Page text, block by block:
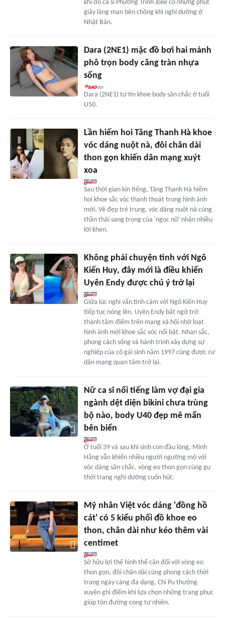
khi đó ca sĩ Phương Trinh Jolie có những phút
giây lãng mạn bên chồng khi nghỉ dưỡng ở
Nhật Bản.
Dara (2NE1) mặc đồ bơi hai mảnh
phô trọn body căng tràn nhựa
sống
Dara (2NE1) tự tin khoe body săn chắc ở tuổi
U50.
Lần hiếm hoi Tăng Thanh Hà khoe
vóc dáng nuột nà, đôi chân dài
thon gọn khiến dân mạng xuýt
xoa
Sau thời gian kín tiếng, Tăng Thanh Hà hiếm
hoi khoe sắc vóc thanh thoát trong hình ảnh
mới. Vẻ đẹp trẻ trung, vóc dáng nuột nà cùng
thần thái sang trọng của 'ngọc nữ' nhận nhiều
lời khen.
Không phải chuyện tình với Ngô
Kiến Huy, đây mới là điều khiến
Uyên Endy được chú ý trở lại
Giữa lúc nghi vấn tình cảm với Ngô Kiến Huy
tiếp tục nóng lên, Uyên Endy bất ngờ trở
thành tâm điểm trên mạng xã hội nhờ loạt
hình ảnh mới khoe sắc vóc nổi bật. Nhan sắc,
phong cách sống và hành trình xây dựng sự
nghiệp của cô gái sinh năm 1997 cũng được cư
dân mạng quan tâm trở lại.
Nữ ca sĩ nổi tiếng làm vợ đại gia
ngành dệt diện bikini chưa trùng
bộ nào, body U40 đẹp mê mẩn
bên biển
Ở tuổi 39 và sau khi sinh con đầu lòng, Minh
Hằng vẫn khiến nhiều người ngưỡng mộ với
vóc dáng săn chắc, vòng eo thon gọn cùng gu
thời trang nghỉ dưỡng cuốn hút.
Mỹ nhân Việt vóc dáng 'đồng hồ
cát' có 5 kiểu phối đồ khoe eo
thon, chân dài như kéo thêm vài
centimet
Sở hữu lợi thế hình thể cân đối với vòng eo
thon gọn, đôi chân dài cùng phong cách thời
trang ngày càng đa dạng, Chi Pu thường
xuyên ghi điểm khi lựa chọn những trang phục
giúp tôn đường cong tự nhiên.